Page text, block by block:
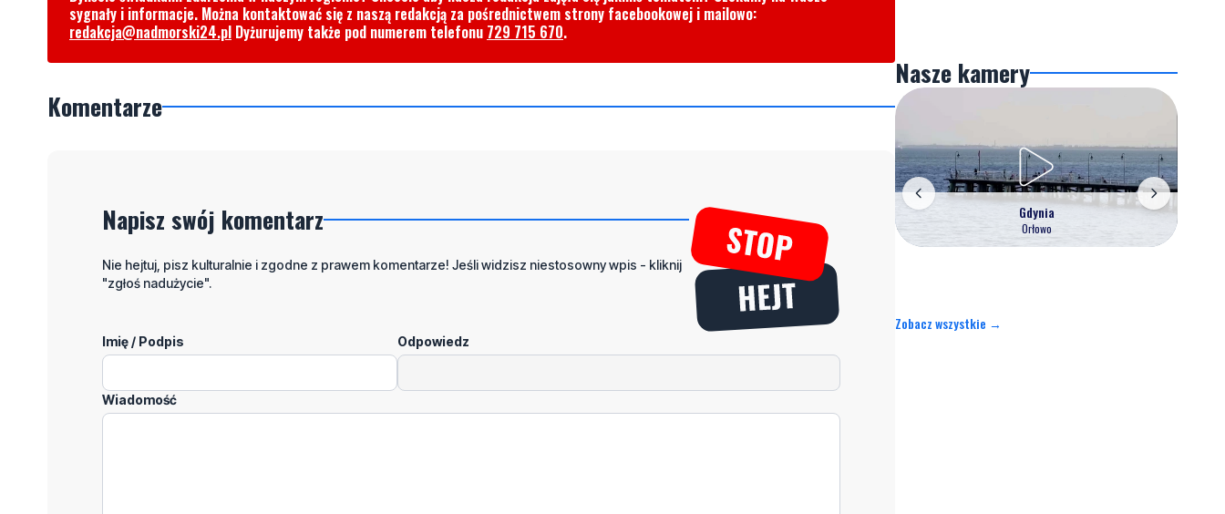
sygnały i informacje. Można kontaktować się z naszą redakcją za pośrednictwem strony facebookowej i mailowo:
redakcja@nadmorski24.pl Dyżurujemy także pod numerem telefonu 729 715 670.
Komentarze
Napisz swój komentarz
Nie hejtuj, pisz kulturalnie i zgodne z prawem komentarze! Jeśli widzisz niestosowny wpis - kliknij
"zgłoś nadużycie".
Imię / Podpis Odpowiedz
Wiadomość
Nasze kamery
Gdynia
Orłowo
Zobacz wszystkie →